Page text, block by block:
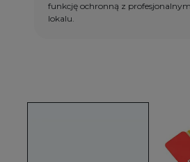
funkcję ochronną z
lokalu.